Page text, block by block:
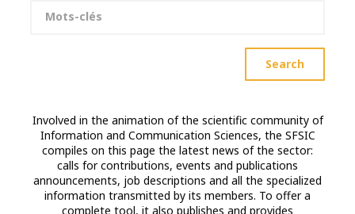
Keywords
Search
Involved in the animation of the scientific community of
Information and Communication Sciences, the SFSIC
compiles on this page the latest news of the sector:
calls for contributions, events and publications
announcements, job descriptions and all the specialized
information transmitted by its members. To offer a
complete tool, it also publishes and provides